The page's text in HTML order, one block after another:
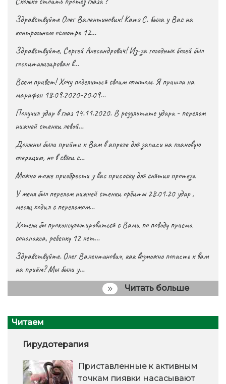
Здравствуйте Олег Валентинович! Катя С. была у Вас на
контрольном осмотре 12…
Здравствуйте, Сергей Алесандрович! Из-за голодных болей был
госпитализирован в…
Всем привет! Хочу поделиться своим опытом. Я пришла на
марафон 18.09.2020-20.09…
Получил удар в глаз 14.11.2020. В результате удара - перелом
нижней стенки левой…
Должны были прийти к Вам в апреле для записи на плановую
операцию, но в связи с…
Можно тоже приобрести у вас присоску для снятия протеза
У меня был перелом нижней стенки орбиты 28.01.20 удар ,
месяц ходил с переломом…
Хотели бы проконсультироваться с Вами по поводу приема
сонапакса, ребенку 12 лет…
Здравствуйте. Олег Валентинович, как возможно попасть к вам
на приём? Мы были у…
Читать больше
Читаем
Гирудотерапия
Приставленные к активным
точкам пиявки насасывают